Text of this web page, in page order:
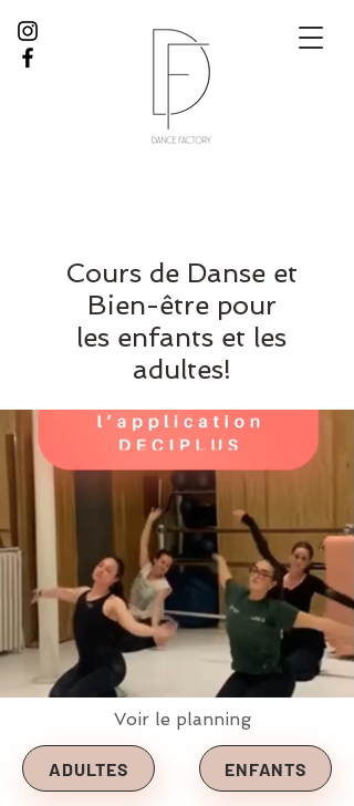
Cours de Danse et
Bien-être pour
les enfants et les
adultes!
Voir le planning
ADULTES ENFANTS